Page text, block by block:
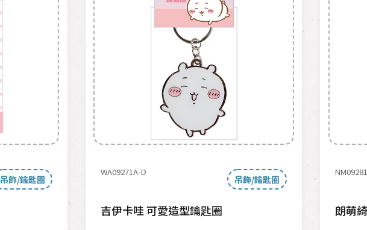
吊飾/鑰匙圈
WA09271A-D
吊飾/鑰匙圈
吉伊卡哇 可愛造型鑰匙圈 朗萌